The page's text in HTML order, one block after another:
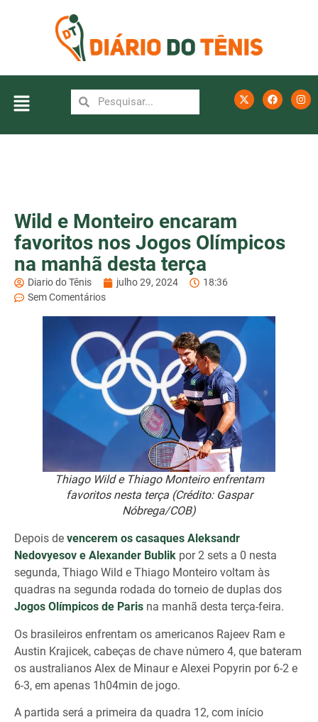
Wild e Monteiro encaram
favoritos nos Jogos Olímpicos
na manhã desta terça
Diario do Tênis julho 29, 2024
18:36
Sem Comentários
Thiago Wild e Thiago Monteiro enfrentam
favoritos nesta terça (Crédito: Gaspar
Nóbrega/COB)
Depois de vencerem os casaques Aleksandr
Nedovyesov e Alexander Bublik por 2 sets a 0 nesta
segunda, Thiago Wild e Thiago Monteiro voltam às
quadras na segunda rodada do torneio de duplas dos
Jogos Olímpicos de Paris na manhã desta terça-feira.
Os brasileiros enfrentam os americanos Rajeev Ram e
Austin Krajicek, cabeças de chave número 4, que bateram
os australianos Alex de Minaur e Alexei Popyrin por 6-2 e
6-3, em apenas 1h04min de jogo.
A partida será a primeira da quadra 12, com início